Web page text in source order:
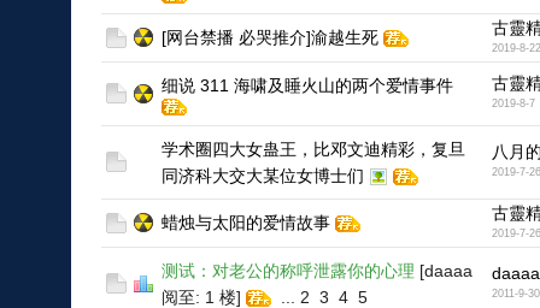
[网台禁播 必哭推介]渝越生死 古靈
2019-8-22
细说 311 海啸及睡火山的两个爱情事件 古靈
2019-8-7
学术圈四大女蛊王，比邓文迪精彩，复旦
同济科大交大某位女博士们
八月
2019-7-26
蜡烛与太阳的爱情故事 古靈
2019-7-26
测试：对老公的称呼泄露你的心理 [daaaa
阅至: 1 楼]
2 3 4 5
daaaa
2011-9-30